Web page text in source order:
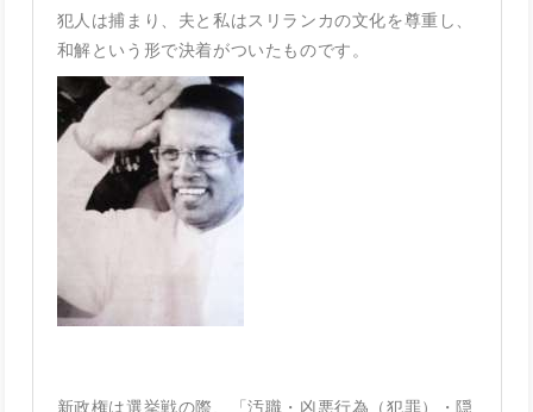
犯人は捕まり、夫と私はスリランカの文化を尊重し、
和解という形で決着がついたものです。
新政権は選挙戦の際、「汚職・凶悪行為（犯罪）・隠